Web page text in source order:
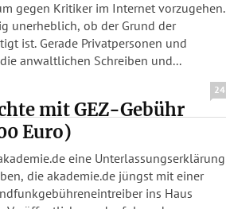
gegen Kritiker im Internet vorzugehen.
unerheblich, ob der Grund der
ist. Gerade Privatpersonen und
anwaltlichen Schreiben und...
24
mit GEZ-Gebühr
Euro)
eine Unterlassungserklärung
die akademie.de jüngst mit einer
ins Haus